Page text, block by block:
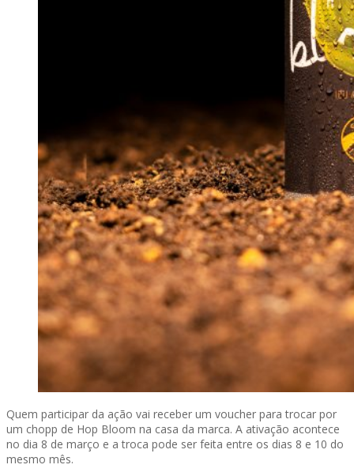
Quem participar da ação vai receber um voucher para trocar por
um chopp de Hop Bloom na casa da marca. A ativação acontece
no dia 8 de março e a troca pode ser feita entre os dias 8 e 10 do
mesmo mês.